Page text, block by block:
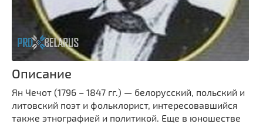
Описание
Ян Чечот (1796 – 1847 гг.) — белорусский, польский и
литовский поэт и фольклорист, интересовавшийся
также этнографией и политикой. Еще в юношестве